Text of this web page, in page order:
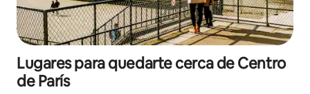
Lugares para quedarte cerca de Centro
de París